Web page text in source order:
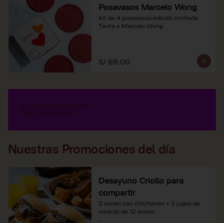
Posavasos Marcelo Wong
Kit de 4 posavasos edición limitada
Tanta x Marcelo Wong
S/ 69.00
Nuestras Promociones del día
Desayuno Criollo para
compartir
2 panes con chicharrón + 2 jugos de
naranja de 12 onzas.